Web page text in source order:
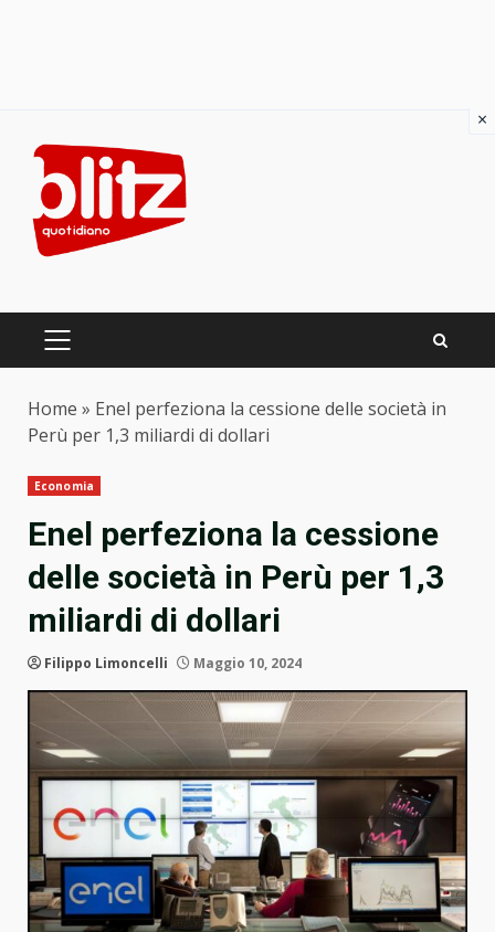
content
PRIMARY
Home » Enel perfeziona la cessione delle società in
Perù per 1,3 miliardi di dollari
Economia
Enel perfeziona la cessione
delle società in Perù per 1,3
miliardi di dollari
Filippo Limoncelli Maggio 10, 2024
×